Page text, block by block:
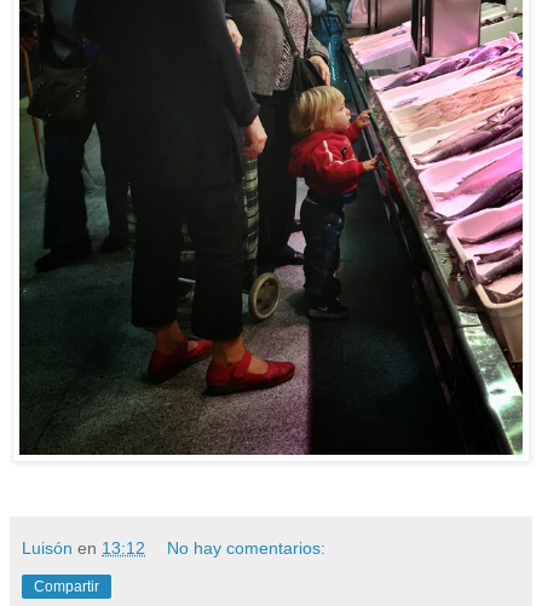
Luisón en 13:12 No hay comentarios:
Compartir